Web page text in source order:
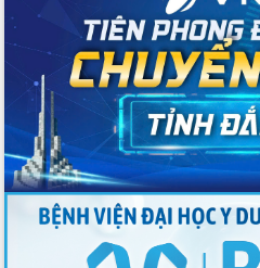
không gian tri thức trong thời đại số
Đánh giá, rút kinh nghiệm công tác tổ
chức diễn tập trước ngày bầu cử
Chương trình “Gặp gỡ hữu nghị –
Friendship Meeting New Year 2026”
Bầu cử Quốc hội và HĐND: Cử tri Đắk
Lắk gửi gắm niềm tin, kỳ vọng vào lá
phiếu
Đắk Lắk sẵn sàng các điều kiện cho
Ngày hội bầu cử đại biểu Quốc hội
khóa XVI và HĐND các cấp nhiệm kỳ